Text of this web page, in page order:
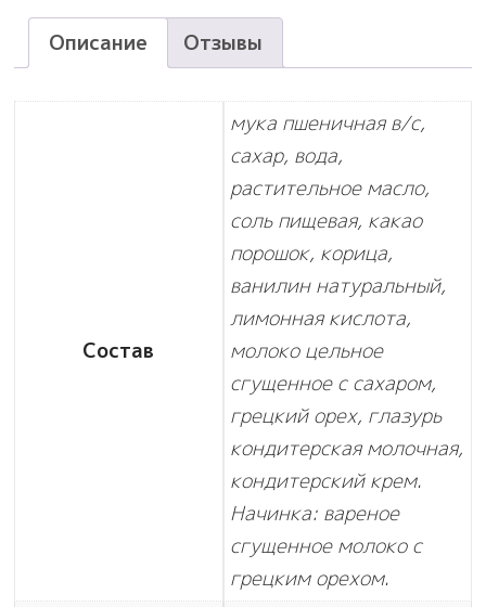
Описание Отзывы
Состав
мука пшеничная в/с,
сахар, вода,
растительное масло,
соль пищевая, какао
порошок, корица,
ванилин натуральный,
лимонная кислота,
молоко цельное
сгущенное с сахаром,
грецкий орех, глазурь
кондитерская молочная,
кондитерский крем.
Начинка: вареное
сгущенное молоко с
грецким орехом.